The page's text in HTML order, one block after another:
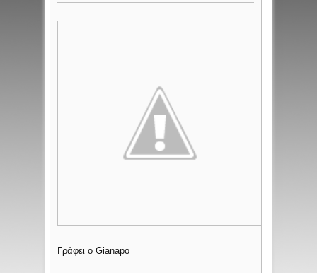
Γράφει ο Gianapo